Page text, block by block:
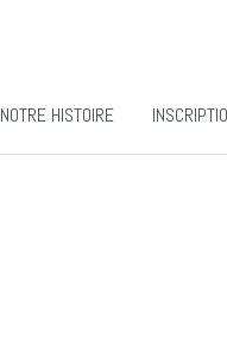
NOTRE HISTOIRE